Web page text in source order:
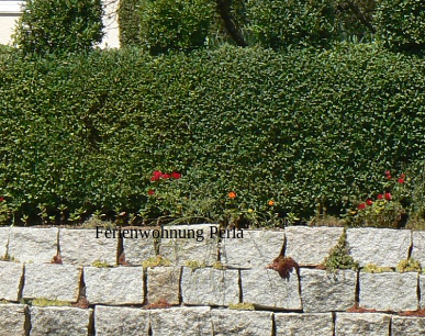
Ferienwohnung Perla